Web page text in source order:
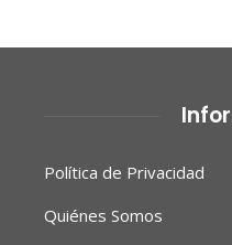
Política de Privacidad
Quiénes Somos